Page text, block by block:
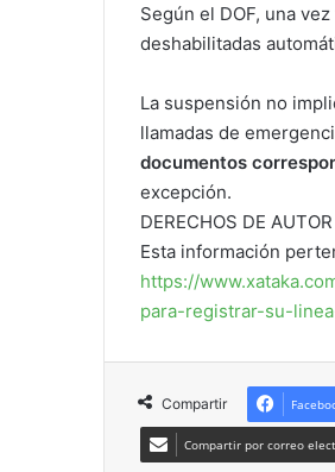
Según el DOF, una
deshabilitadas
La suspensión no
llamadas de
documentos
excepción.
DERECHOS DE AUTOR
Esta información
https://
para-registrar-su-
Compartir
Compartir por correo